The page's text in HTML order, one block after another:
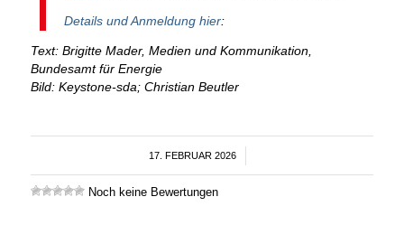
Details und Anmeldung hier:
Text: Brigitte Mader, Medien und Kommunikation,
Bundesamt für Energie
Bild: Keystone-sda; Christian Beutler
17. FEBRUAR 2026
/
Noch keine Bewertungen